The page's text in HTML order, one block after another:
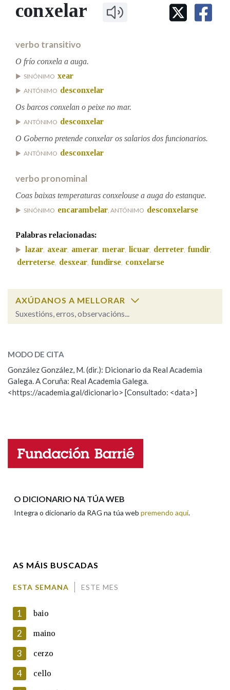
IDENTIDADE CORPORATIVA
MARCIAL DEL ADALID
FIGURAS HOMENAXEADAS
Facebook
TwitterYoutubeInstagram
Bluesky
BUSCAR NOS LEMAS
Remata por
Contén
BUSCAR NO CONTIDO
Nas definicións
Na fraseoloxía
OUTRAS OPCIÓNS DE BUSCA
Marcas gramaticais
Pertence a
conxelar
verbo transitivo
O frío conxela a auga.
SINÓNIMO xear
ANTÓNIMO desconxelar
Os barcos conxelan o peixe no mar.
ANTÓNIMO desconxelar
O Goberno pretende conxelar os salarios dos funcionarios.
ANTÓNIMO desconxelar
verbo pronominal
Coas baixas temperaturas conxelouse a auga do estanque.
SINÓNIMO encarambelar, ANTÓNIMO desconxelarse
Palabras relacionadas:
lazar, axear, amerar, merar, licuar, derreter, fundir,
derreterse, desxear, fundirse, conxelarse
AXÚDANOS A MELLORAR
Suxestións, erros, observacións...
ESCOLLE UNHA OPCIÓN:
Observación Hai un erro na palabra
Propoño mellorar a definición
Nome
En cumprimento da normativa vixente en materia de
Protección de Datos de Carácter Persoal, a Real Academia
Galega informa a aqueles usuarios que faciliten o seu correo
MODO DE CITA
González González, M. (dir.): Dicionario da Real Academia
Galega. A Coruña: Real Academia Galega.
<https://academia.gal/dicionario> [Consultado: <data>]
O DICIONARIO NA TÚA WEB
Integra o dicionario da RAG na túa web premendo aquí.
AS MÁIS BUSCADAS
ESTA SEMANA ESTE MES
1 baio
2 maino
3 cerzo
4 cello